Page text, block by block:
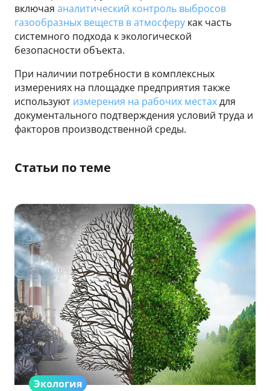
включая аналитический контроль выбросов
газообразных веществ в атмосферу как часть
системного подхода к экологической
безопасности объекта.
При наличии потребности в комплексных
измерениях на площадке предприятия также
используют измерения на рабочих местахдля
документального подтверждения условий труда и
факторов производственной среды.
Статьи по теме
Экология